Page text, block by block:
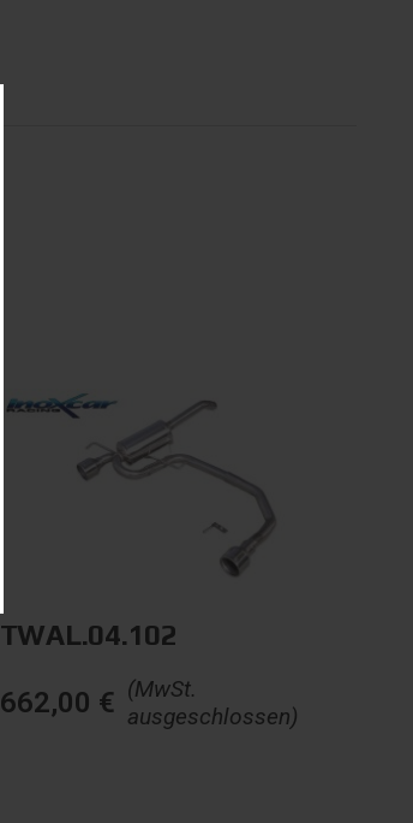
TWAL.04.102
(MwSt.
ausgeschlossen)
662,00 €